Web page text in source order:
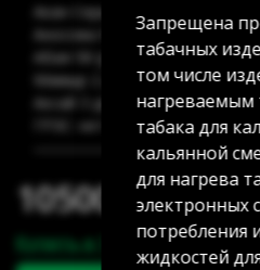
10500.00 тг
Купить в 1 клик
Акан Серы 20/5: нет в наличии
Аносова 91: нет в наличии
Абая 58 (уг Манаса): нет в
Мамыр 2 дом 3: 2 шт
Аксай 3 дом 7: 5 шт
ГРЭС: нет в наличии
Запрещена
табачных
том числе
нагреваемым
табака для
кальянной
для нагрева
электронных
потребления
жидкостей